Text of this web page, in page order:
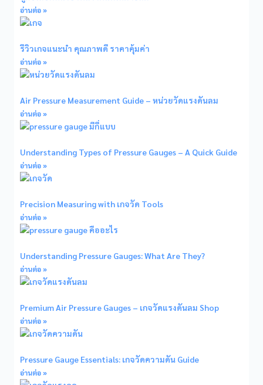
อ่านต่อ »
รีวิวเกจแนะนำ คุณภาพดี ราคาคุ้มค่า
อ่านต่อ »
Air Pressure Measurement Guide – หน่วยวัดแรงดันลม
อ่านต่อ »
Understanding Types of Pressure Gauges – A Quick Guide
อ่านต่อ »
Precision Measuring with เกจวัด Tools
อ่านต่อ »
Understanding Pressure Gauges: What Are They?
อ่านต่อ »
Premium Air Pressure Gauges – เกจวัดแรงดันลม Shop
อ่านต่อ »
Pressure Gauge Essentials: เกจวัดความดัน Guide
อ่านต่อ »